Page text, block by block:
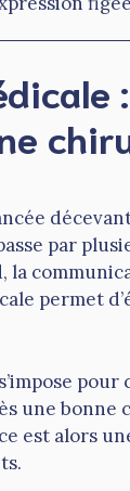
par
permet
une
est alors